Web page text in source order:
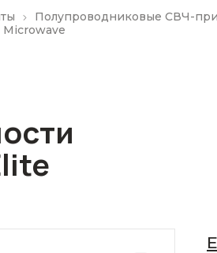
Полупроводниковые СВЧ-